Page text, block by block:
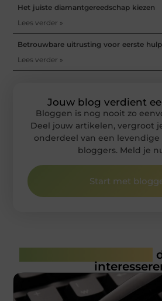
Het juiste diamantgereedschap kiezen
Lees verder »
Betrouwbare uitrusting voor eerste
Lees verder »
Jouw blog verdient
Bloggen is nog nooit zo
Deel jouw artikelen, vergroot
onderdeel van een
bloggers. Meld je
Start met